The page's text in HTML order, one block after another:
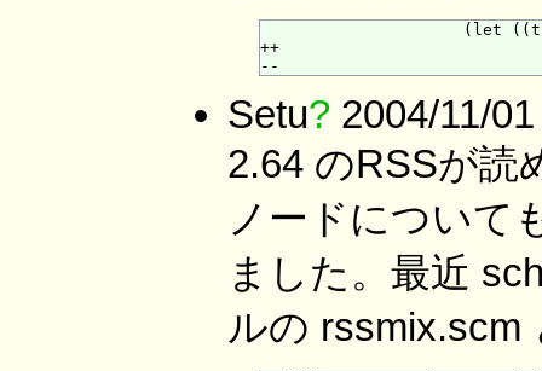
(let
++
Setu? 2004/11/
2.64 のRSSが読
ノードについて
ました。最近
ルの rssmix.scm